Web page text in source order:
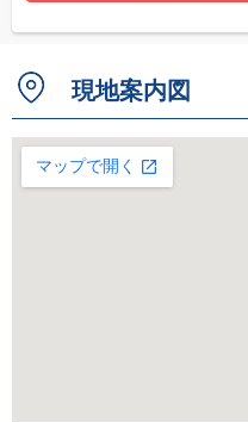
現地案内図